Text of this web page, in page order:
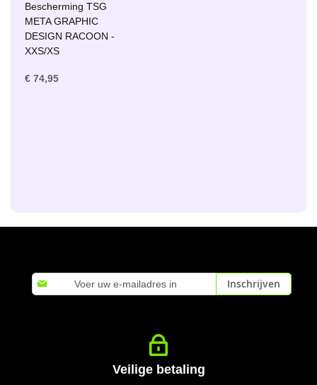
Bescherming TSG
META GRAPHIC
DESIGN RACOON -
XXS/XS
€ 74,95
Abonneer
u
Inschrijven
Veilige betaling